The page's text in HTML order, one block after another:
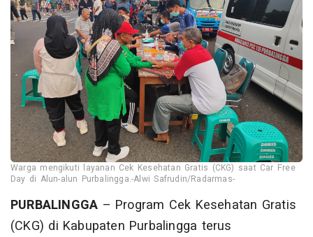
Warga mengikuti layanan Cek Kesehatan Gratis (CKG) saat Car Free
Day di Alun-alun Purbalingga.-Alwi Safrudin/Radarmas-
PURBALINGGA – Program Cek Kesehatan Gratis
(CKG) di Kabupaten Purbalingga terus